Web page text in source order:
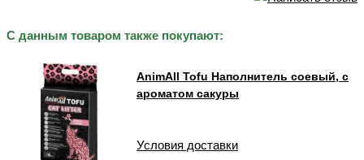
С данным товаром также покупают:
AnimAll Tofu Наполнитель соевый, с
ароматом сакуры
Условия доставки